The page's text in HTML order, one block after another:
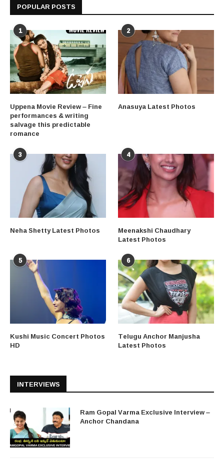
POPULAR POSTS
1
Uppena Movie Review – Fine
performances & writing
salvage this predictable
romance
2
Anasuya Latest Photos
3
Neha Shetty Latest Photos
4
Meenakshi Chaudhary
Latest Photos
5
Kushi Music Concert Photos
HD
6
Telugu Anchor Manjusha
Latest Photos
INTERVIEWS
Ram Gopal Varma Exclusive Interview –
Anchor Chandana